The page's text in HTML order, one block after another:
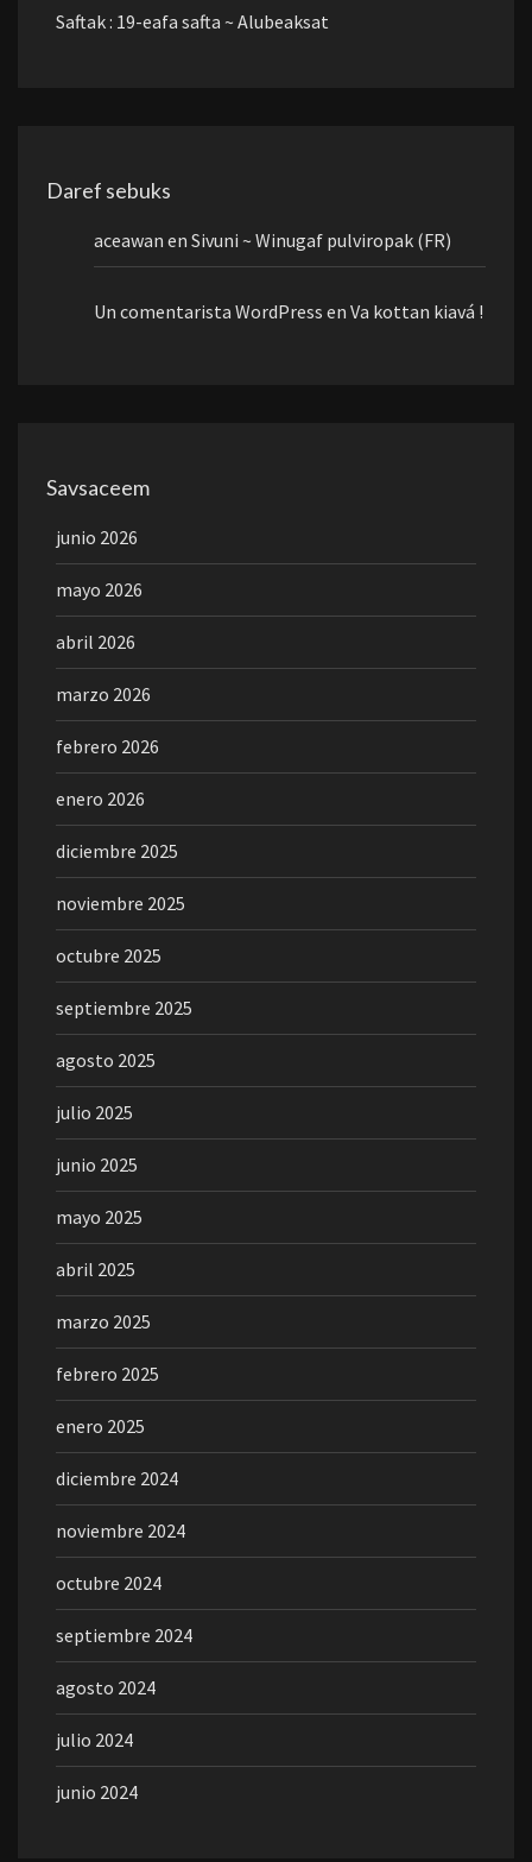
Saftak : 19-eafa safta ~ Alubeaksat
Daref sebuks
aceawan en Sivuni ~ Winugaf pulviropak (FR)
Un comentarista WordPress en Va kottan kiavá !
Savsaceem
junio 2026
mayo 2026
abril 2026
marzo 2026
febrero 2026
enero 2026
diciembre 2025
noviembre 2025
octubre 2025
septiembre 2025
agosto 2025
julio 2025
junio 2025
mayo 2025
abril 2025
marzo 2025
febrero 2025
enero 2025
diciembre 2024
noviembre 2024
octubre 2024
septiembre 2024
agosto 2024
julio 2024
junio 2024